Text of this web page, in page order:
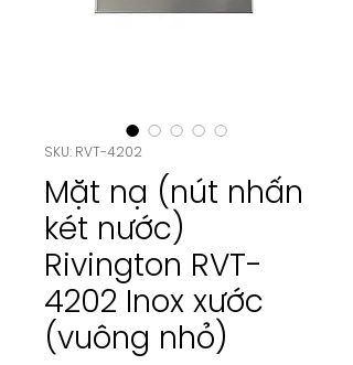
SKU: RVT-4202
Mặt nạ (nút nhấn
két nước)
Rivington RVT-
4202 Inox xước
(vuông nhỏ)